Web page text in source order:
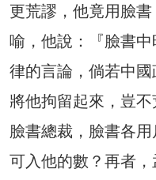
更荒謬，他竟用臉
喻，他說：『臉書
律的言論，倘若中
將他拘留起來，豈
臉書總裁，臉書各
可入他的數？再者，